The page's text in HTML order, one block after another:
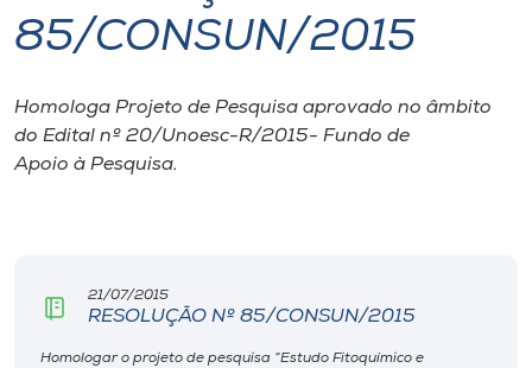
I.nova
Diplomados
85/CONSUN/2015
Homologa Projeto de Pesquisa aprovado no âmbito
do Edital nº 20/Unoesc-R/2015- Fundo de
Apoio à Pesquisa.
21/07/2015
RESOLUÇÃO Nº 85/CONSUN/2015
Homologar o projeto de pesquisa “Estudo Fitoquímico e